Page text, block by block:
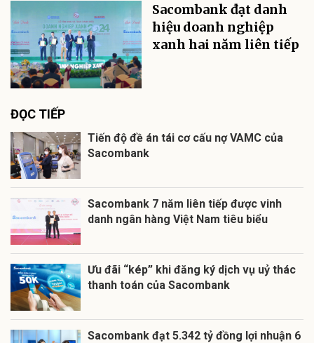
Sacombank đạt danh
hiệu doanh nghiệp
xanh hai năm liên tiếp
ĐỌC TIẾP
Tiến độ đề án tái cơ cấu nợ VAMC của
Sacombank
Sacombank 7 năm liên tiếp được vinh
danh ngân hàng Việt Nam tiêu biểu
Ưu đãi “kép” khi đăng ký dịch vụ uỷ thác
thanh toán của Sacombank
Sacombank đạt 5.342 tỷ đồng lợi nhuận 6